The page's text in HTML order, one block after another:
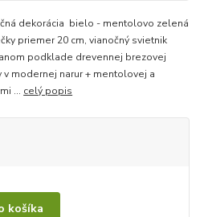
dekorácia bielo - mentolovo zelená
priemer 20 cm, vianočný svietnik
podklade drevennej brezovej
modernej narur + mentolovej a
... celý popis
košíka